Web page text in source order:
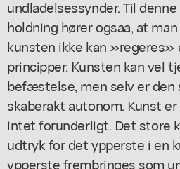
undladelsessynder. Til
holdning hører ogsaa, at
kunsten ikke kan
principper. Kunsten kan vel
befæstelse, men selv er den
skaberakt autonom. Kunst
intet forunderligt. Det store
udtryk for det ypperste i en
ypperste frembringes som